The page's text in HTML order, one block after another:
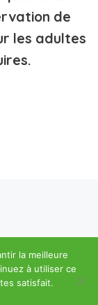
de
les adultes
la meilleure
à utiliser ce
satisfait.